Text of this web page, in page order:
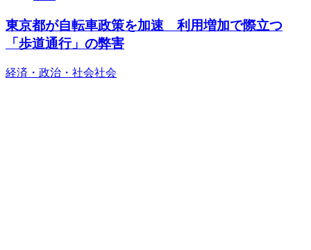
東京都が自転車政策を加速 利用増加で際立つ
「歩道通行」の弊害
経済・政治・社会社会